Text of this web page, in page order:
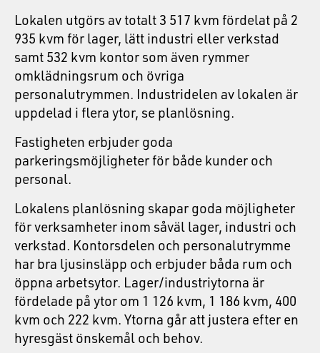
Lokalen utgörs av totalt 3 517 kvm fördelat på 2
935 kvm för lager, lätt industri eller verkstad
samt 532 kvm kontor som även rymmer
omklädningsrum och övriga
personalutrymmen. Industridelen av lokalen är
uppdelad i flera ytor, se planlösning.
Fastigheten erbjuder goda
parkeringsmöjligheter för både kunder och
personal.
Lokalens planlösning skapar goda möjligheter
för verksamheter inom såväl lager, industri och
verkstad. Kontorsdelen och personalutrymme
har bra ljusinsläpp och erbjuder båda rum och
öppna arbetsytor. Lager/industriytorna är
fördelade på ytor om 1 126 kvm, 1 186 kvm, 400
kvm och 222 kvm. Ytorna går att justera efter en
hyresgäst önskemål och behov.